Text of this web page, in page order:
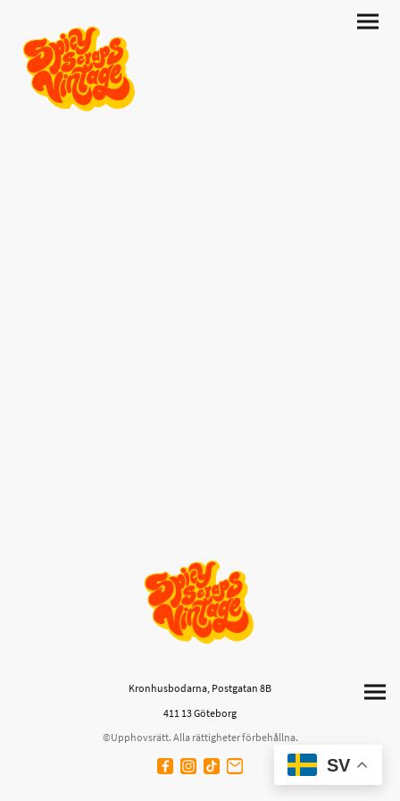
Kronhusbodarna, Postgatan 8B
411 13 Göteborg
©Upphovsrätt. Alla rättigheter förbehållna.
SV